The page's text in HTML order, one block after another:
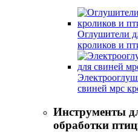
Оглушители
кроликов и
свиней мрс
Инструменты
обработки